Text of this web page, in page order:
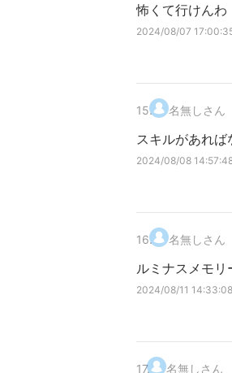
怖くて行けんわ
2024/08/07
15. 名無しさん
スキルがあれば
2024/08/08
16. 名無しさん
ルミナスメモリ
2024/08/11 14:33:08
17. 名無しさん